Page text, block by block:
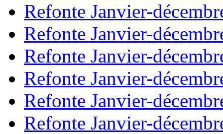
Refonte Janvier-
Refonte Janvier-
Refonte Janvier-
Refonte Janvier-
Refonte Janvier-
Refonte Janvier-